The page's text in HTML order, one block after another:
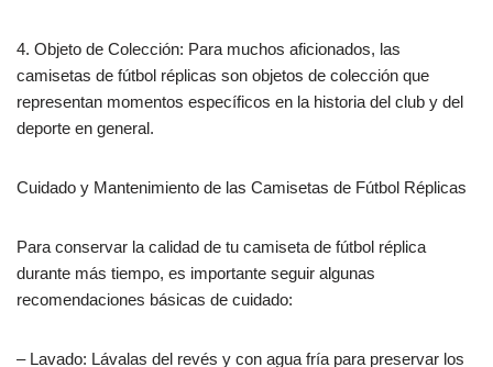
4. Objeto de Colección: Para muchos aficionados, las
camisetas de fútbol réplicas son objetos de colección que
representan momentos específicos en la historia del club y del
deporte en general.
Cuidado y Mantenimiento de las Camisetas de Fútbol Réplicas
Para conservar la calidad de tu camiseta de fútbol réplica
durante más tiempo, es importante seguir algunas
recomendaciones básicas de cuidado:
– Lavado: Lávalas del revés y con agua fría para preservar los